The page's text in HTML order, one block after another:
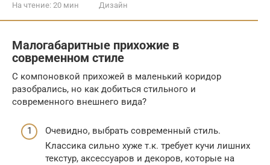
На чтение: 20 мин Дизайн
Малогабаритные прихожие в
современном стиле
С компоновкой прихожей в маленький коридор
разобрались, но как добиться стильного и
современного внешнего вида?
Очевидно, выбрать современный стиль.
Классика сильно хуже т.к. требует кучи лишних
текстур, аксессуаров и декоров, которые на